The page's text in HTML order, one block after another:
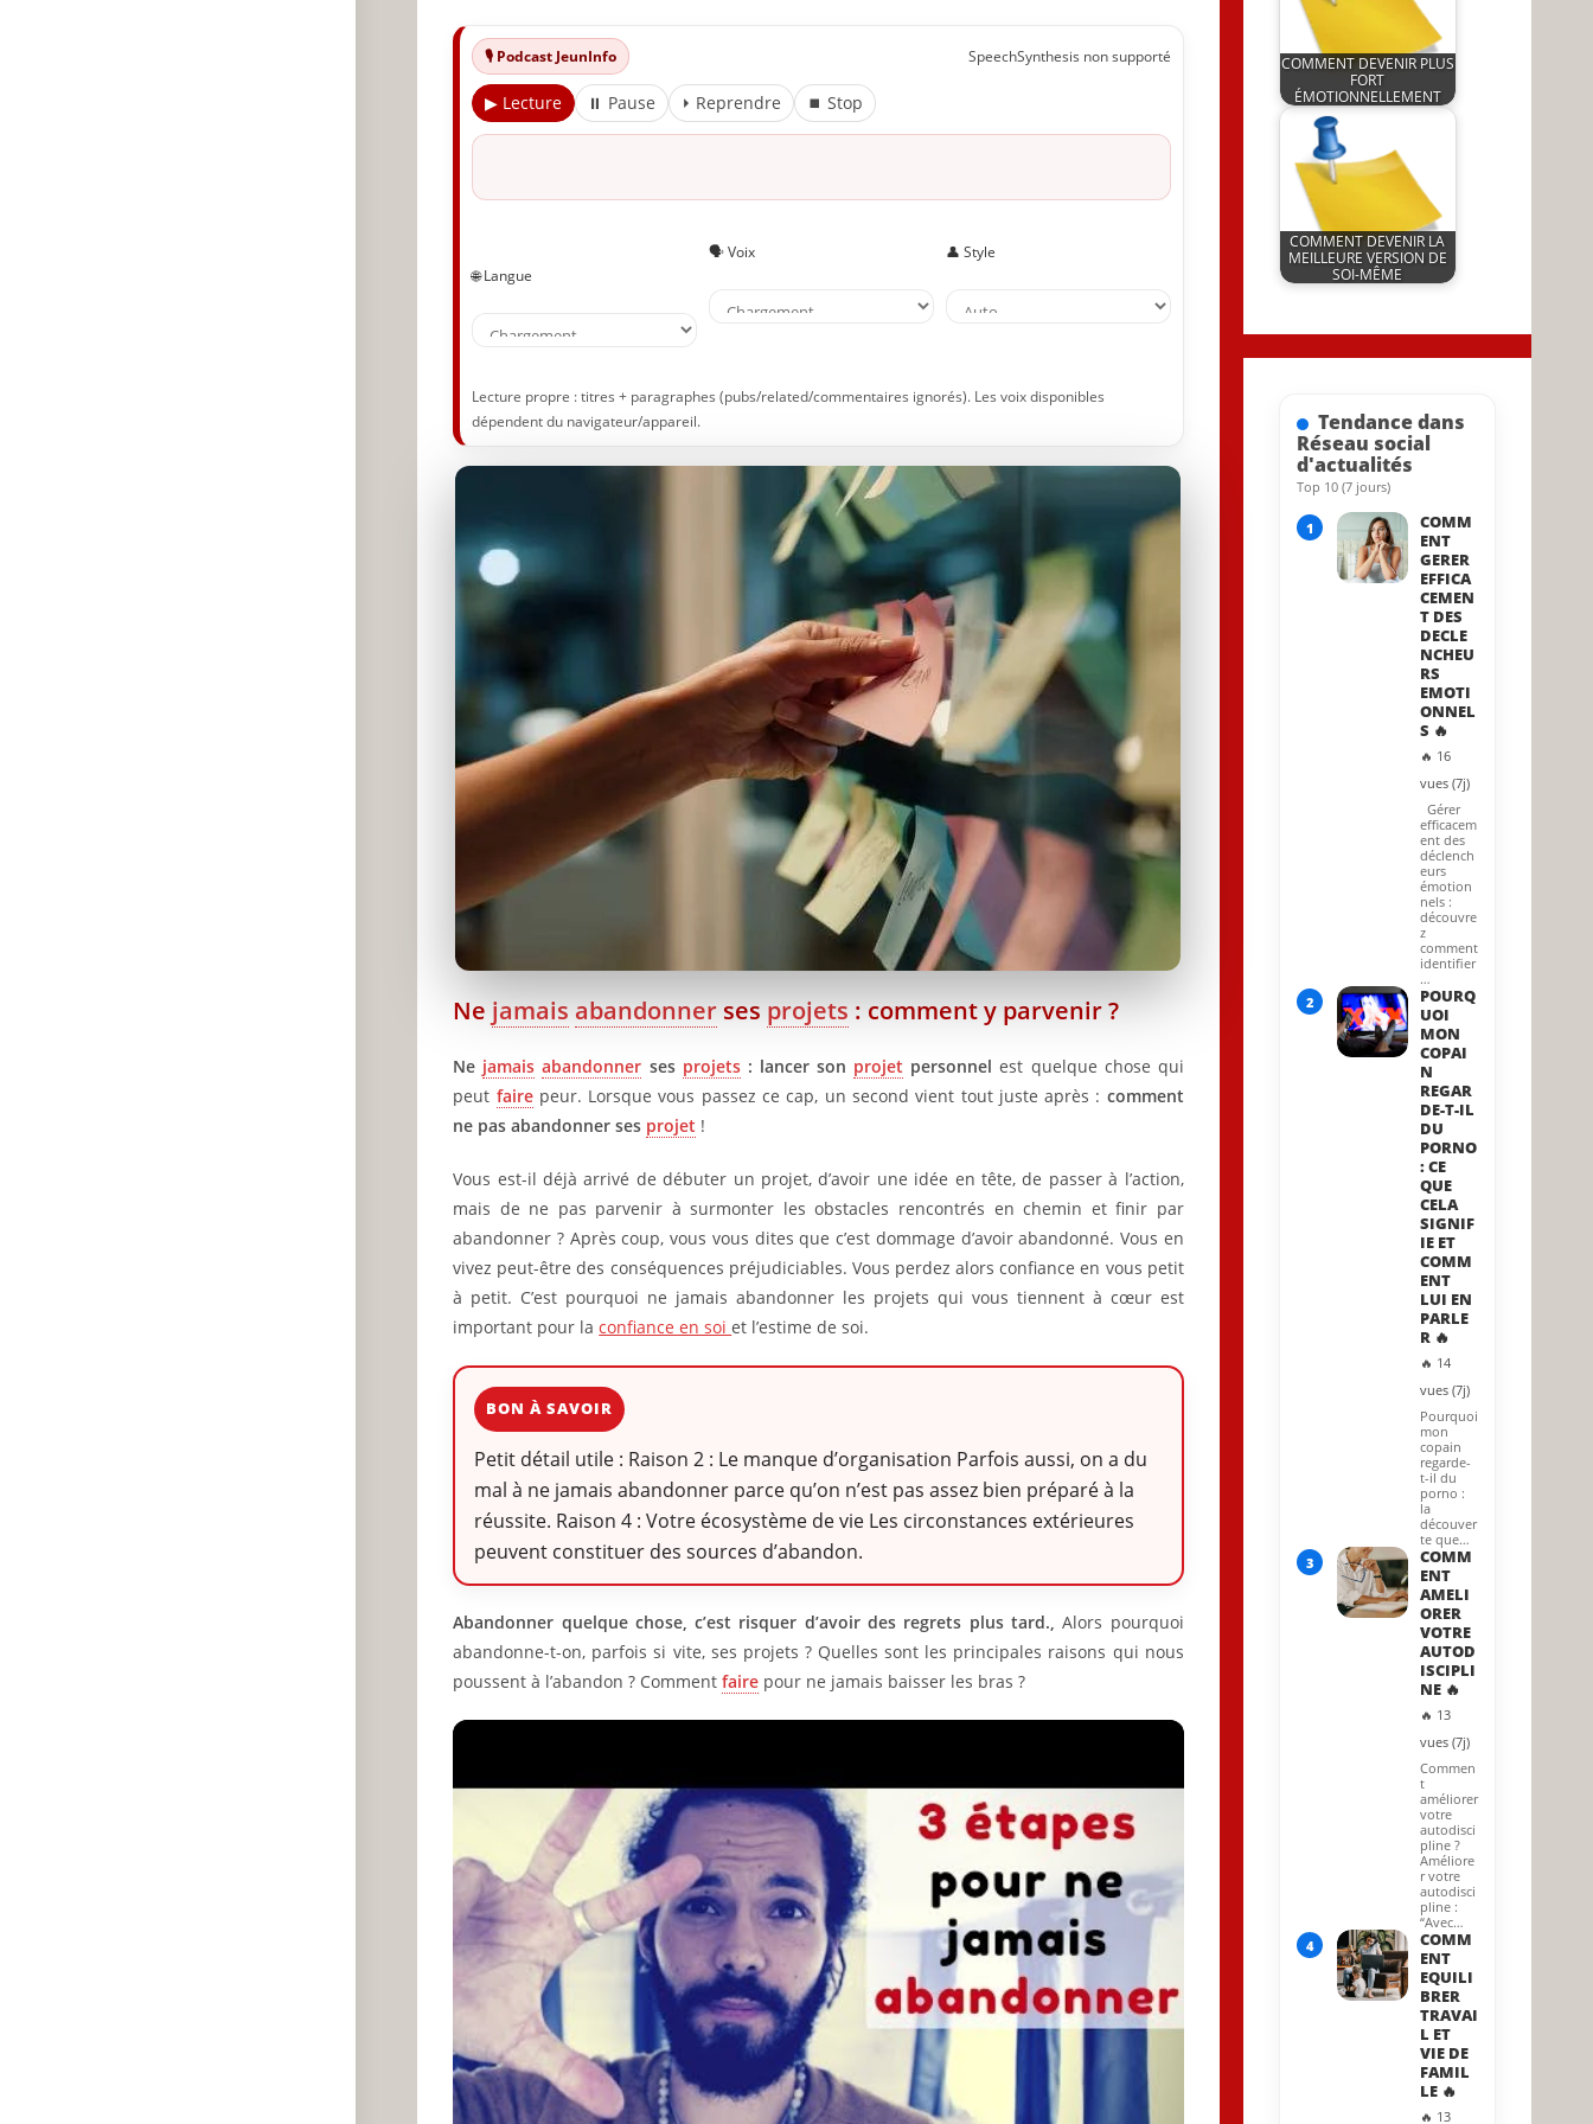
Conclusion
🔥 À lire aussi sur JeunInfo
✨ Nouveau sur JeunInfo ?
Partager l'amour
🎙️ Podcast JeunInfo SpeechSynthesis non supporté
▶ Lecture ⏸ Pause ⏵ Reprendre ⏹ Stop
🌐 Langue
🗣️ Voix 👤 Style
Lecture propre : titres + paragraphes (pubs/related/commentaires ignorés). Les voix disponibles
dépendent du navigateur/appareil.
Ne jamais abandonner ses projets : comment y parvenir ?
Ne jamais abandonner ses projets: lancer son projet personnelest quelque chose qui
peut fairepeur. Lorsque vous passez ce cap, un second vient tout juste après : comment
ne pas abandonner ses projet !
Vous est-il déjà arrivé de débuter un projet, d’avoir une idée en tête, de passer à l’action,
mais de ne pas parvenir à surmonter les obstacles rencontrés en chemin et finir par
abandonner ? Après coup, vous vous dites que c’est dommage d’avoir abandonné. Vous en
vivez peut-être des conséquences préjudiciables. Vous perdez alors confiance en vous petit
à petit. C’est pourquoi ne jamais abandonner les projets qui vous tiennent à cœur est
important pour laconfiance en soiet l’estime de soi.
BON À SAVOIR
Petit détail utile : Raison 2 : Le manque d’organisation Parfois aussi, on a du
mal à ne jamais abandonner parce qu’on n’est pas assez bien préparé à la
réussite. Raison 4 : Votre écosystème de vie Les circonstances extérieures
peuvent constituer des sources d’abandon.
Abandonner quelque chose, c’est risquer d’avoir des regrets plus tard.,Alors pourquoi
abandonne-t-on, parfois si vite, ses projets ? Quelles sont les principales raisons qui nous
poussent à l’abandon ? Commentfaire pour ne jamais baisser les bras ?
18 August 2019
COMMENT DEVENIR PLUS
FORT
ÉMOTIONNELLEMENT
by
JeunInfo.J.l.
COMMENT DEVENIR LA
MEILLEURE VERSION DE
SOI-MÊME
31 May 2023
Tendance dans
Réseau social
d'actualités
Top 10 (7 jours)
1
COMM
ENT
GERER
EFFICA
CEMEN
T DES
DECLE
NCHEU
RS
EMOTI
ONNEL
S 🔥
🔥 16
vues (7j)
Gérer
efficacem
ent des
déclench
eurs
émotion
nels :
découvre
z
comment
identifier
…
2
POURQ
UOI
MON
COPAI
N
REGAR
DE-T-IL
DU
PORNO
: CE
QUE
CELA
SIGNIF
IE ET
COMM
ENT
LUI EN
PARLE
R 🔥
🔥 14
vues (7j)
Pourquoi
mon
copain
regarde-
t-il du
porno :
la
découver
te que…
3
COMM
ENT
AMELI
ORER
VOTRE
AUTOD
ISCIPLI
NE 🔥
🔥 13
vues (7j)
Commen
t
améliorer
votre
autodisci
pline ?
Améliore
r votre
autodisci
pline :
“Avec…
4
COMM
ENT
EQUILI
BRER
TRAVAI
L ET
VIE DE
FAMIL
LE 🔥
🔥 13